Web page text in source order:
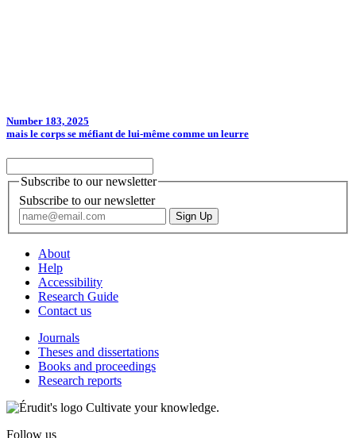
Number 183, 2025
mais le corps se méfiant de lui-même comme un leurre
Subscribe to our newsletter
Subscribe to our newsletter
About
Help
Accessibility
Research Guide
Contact us
Journals
Theses and dissertations
Books and proceedings
Research reports
Cultivate your knowledge.
Follow us